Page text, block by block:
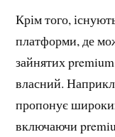
Крім того,
платформи, де
зайнятих
власний.
пропонує
включаючи